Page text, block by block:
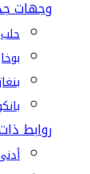
وجهات
حلب
روابط